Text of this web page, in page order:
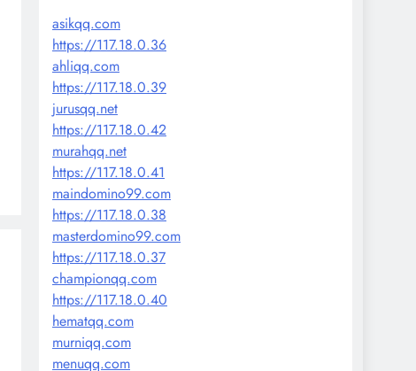
asikqq.com
https://117.18.0.36
ahliqq.com
https://117.18.0.39
jurusqq.net
https://117.18.0.42
murahqq.net
https://117.18.0.41
maindomino99.com
https://117.18.0.38
masterdomino99.com
https://117.18.0.37
championqq.com
https://117.18.0.40
hematqq.com
murniqq.com
menuqq.com